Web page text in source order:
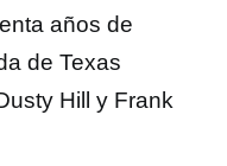
años de
de Texas
Hill y Frank